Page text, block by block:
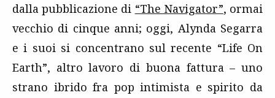
dalla pubblicazione di “The Navigator”, ormai
vecchio di cinque anni; oggi, Alynda Segarra
e i suoi si concentrano sul recente “Life On
Earth”, altro lavoro di buona fattura – uno
strano ibrido fra pop intimista e spirito da